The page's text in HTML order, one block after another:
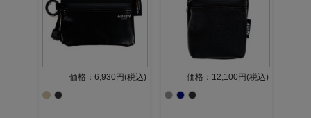
価格：6,930円(税込) 価格：12,100円(税込)